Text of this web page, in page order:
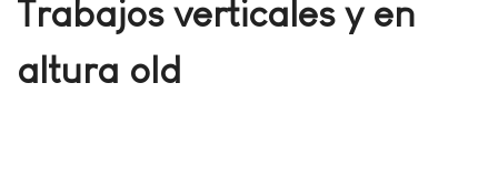
Trabajos verticales y en
altura old